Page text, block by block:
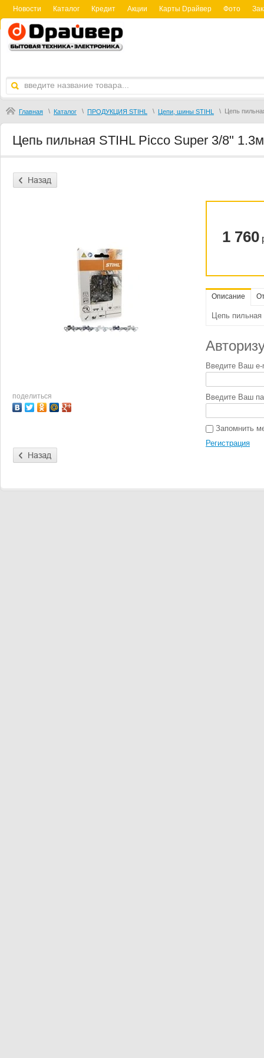
Новости Каталог Кредит Акции Карты Dрайвер Фото
Главная \ Каталог \ ПРОДУКЦИЯ STIHL \ Цепи, шины STIHL \ Цепь
Цепь пильная STIHL Picco Super 3/8"
поделиться
1 760
Описание
Цепь
Введите Ваш e-
Введите Ваш
Запомнить
Регистрация